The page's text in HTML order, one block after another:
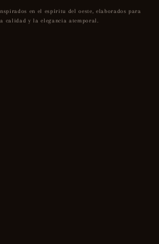
en el espíritu del oeste, elaborados para
calidad y la elegancia atemporal.